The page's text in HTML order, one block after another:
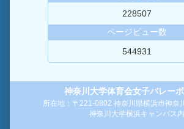
228507
ページビュー数
544931
神奈川大学体育会女子バレー
所在地：〒221-0802 神奈川県横浜市神奈
神奈川大学横浜キャンパス内